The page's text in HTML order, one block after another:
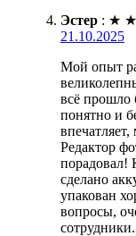
Эстер : ★ ★
21.10.2025
Мой опыт
всё прошло
понятно и
Редактор
порадовал!
сделано
упакован
вопросы,